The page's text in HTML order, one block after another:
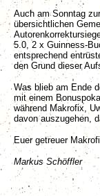
Auch am Sonntag
übersichtlichen
5.0, 2 x Guinness-
entsprechend
den Grund dieser
Was blieb am Ende
mit einem
während Makrofix,
davon auszugehen,
Euer getreuer
Markus Schöffler